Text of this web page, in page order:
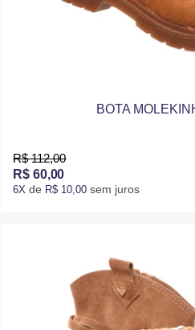
BOTA
R$ 112,00
R$ 60,00
6X de R$ 10,00 sem juros